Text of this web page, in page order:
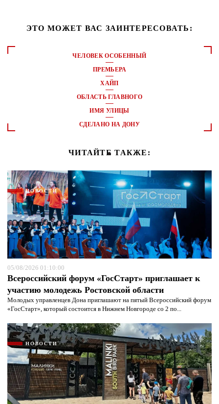
ЭТО МОЖЕТ ВАС ЗАИНТЕРЕСОВАТЬ:
ЧЕЛОВЕК ОСОБЕННЫЙ
ПРЕМЬЕРА
ХАЙП
ОБЛАСТЬ ГЛАВНОГО
ИМЯ УЛИЦЫ
СДЕЛАНО НА ДОНУ
ЧИТАЙТЕ ТАКЖЕ:
НОВОСТИ
05/08/2026 01:10:00
Всероссийский форум «ГосСтарт» приглашает к
участию молодежь Ростовской области
Молодых управленцев Дона приглашают на пятый Всероссийский форум
«ГосСтарт», который состоится в Нижнем Новгороде со 2 по...
НОВОСТИ